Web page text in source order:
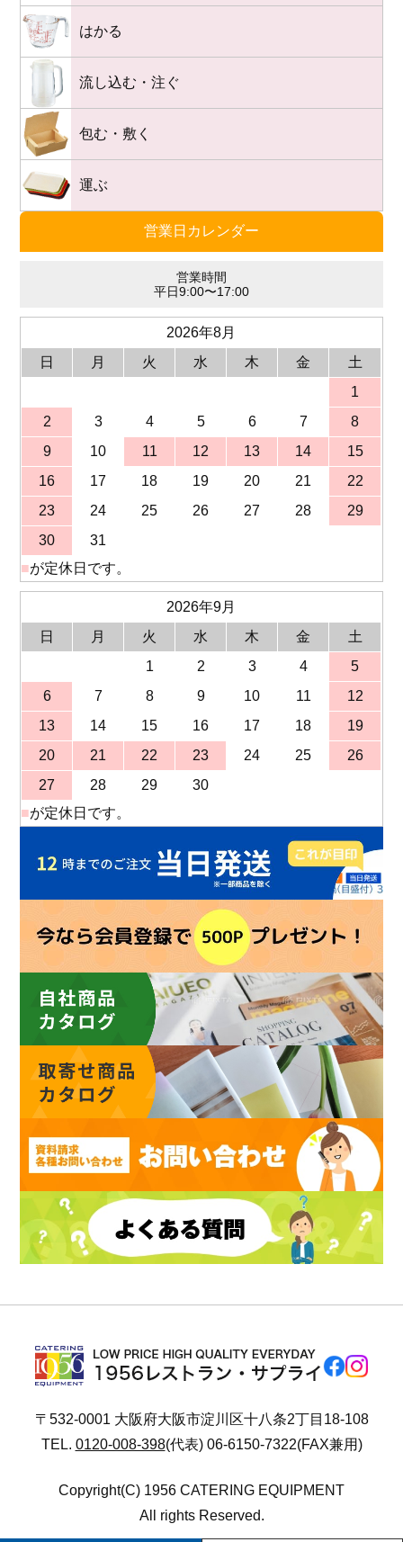
営業日カレンダー
営業時間
平日9:00〜17:00
2026年8月
日
月 火 水 木 金
土
1
2
3 4 5 6 7
8
9
10 11 12 13 14
15
16
17 18 19 20 21
22
23
24 25 26 27 28
29
30
31
■が定休日です。
2026年9月
日
月 火 水 木 金
土
1
2 3 4
5
6
7 8 9 10 11
12
13
14 15 16 17 18
19
20
21 22 23 24 25
26
27
28 29
30
■が定休日です。
はかる
流し込む・注ぐ
包む・敷く
運ぶ
〒532-0001 大阪府大阪市淀川区十八条2丁目18-108
TEL. 0120-008-398(代表) 06-6150-7322(FAX兼用)
Copyright(C) 1956 CATERING EQUIPMENT
All rights Reserved.